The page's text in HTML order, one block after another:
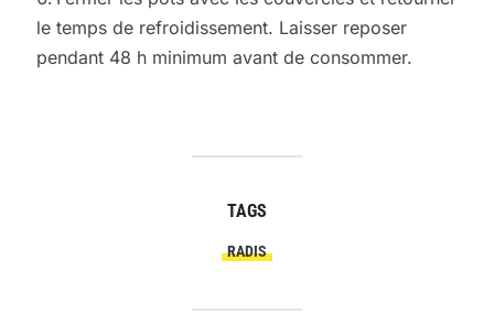
le temps de refroidissement. Laisser reposer
pendant 48 h minimum avant de consommer.
TAGS
RADIS